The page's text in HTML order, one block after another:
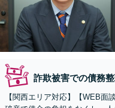
詐欺被害での債務
【関西エリア対応】【WEB面